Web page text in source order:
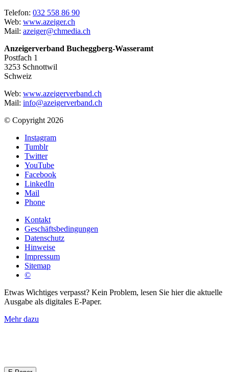
Telefon: 032 558 86 90
Web: www.azeiger.ch
Mail: azeiger@chmedia.ch
Anzeigerverband Bucheggberg-Wasseramt
Postfach 1
3253 Schnottwil
Schweiz
Web: www.azeigerverband.ch
Mail: info@azeigerverband.ch
© Copyright 2026
Instagram
Tumblr
Twitter
YouTube
Facebook
LinkedIn
Mail
Phone
Kontakt
Geschäftsbedingungen
Datenschutz
Hinweise
Impressum
Sitemap
©
Etwas Wichtiges verpasst? Kein Problem, lesen Sie hier die aktuelle
Ausgabe als digitales E-Paper.
Mehr dazu